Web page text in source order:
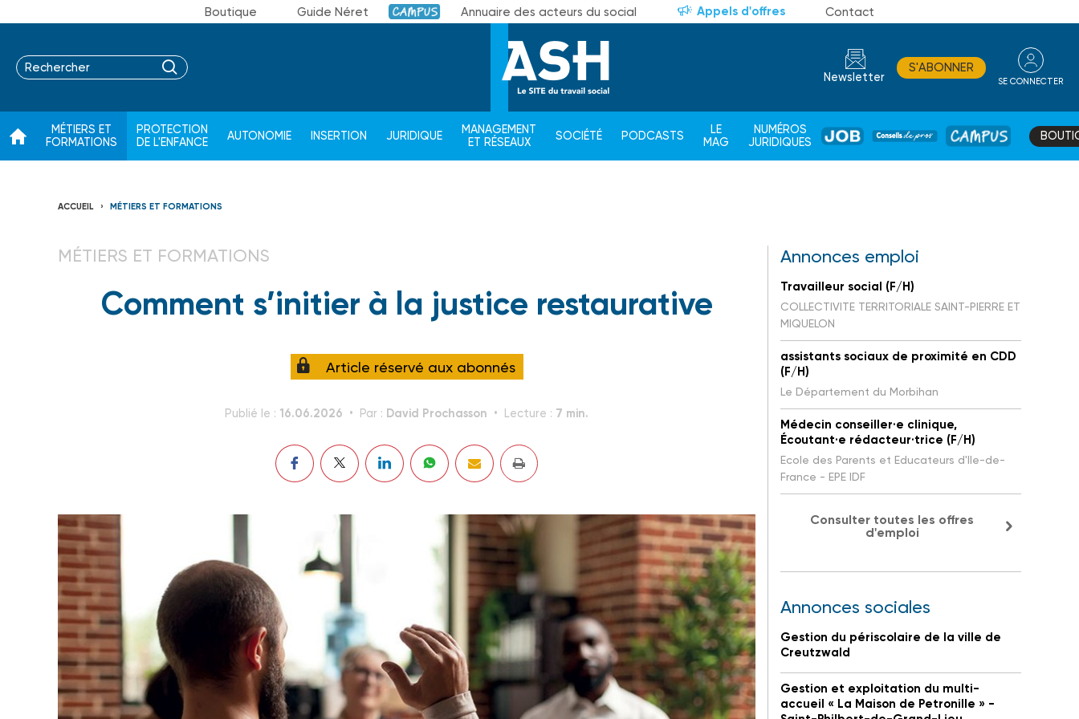
Boutique Guide Néret Campus Annuaire des acteurs du social Appels d'offres Contact
Newsletter
S'ABONNER
SE CONNECTER
MÉTIERS ET
FORMATIONS
PROTECTION
DE L'ENFANCE
AUTONOMIE INSERTION JURIDIQUE
MANAGEMENT
ET RÉSEAUX
SOCIÉTÉ PODCASTS
LE
MAG
NUMÉROS
JURIDIQUES
JOB
DE
CAMPUS
ACCUEIL MÉTIERS ET FORMATIONS
MÉTIERS ET FORMATIONS
Comment s’initier à la justice restaurative
Article réservé aux abonnés
Publié le : 16.06.2026 Par : David Prochasson Lecture : 7 min.
Annonces emploi
Travailleur social (F/H)
COLLECTIVITE TERRITORIALE SAINT-PIERRE ET
MIQUELON
assistants sociaux de proximité en CDD
(F/H)
Le Département du Morbihan
Médecin conseiller·e clinique,
Écoutant·e rédacteur·trice (F/H)
Ecole des Parents et Educateurs d'Ile-de-
France - EPE IDF
Consulter toutes les offres
d'emploi
Annonces sociales
Gestion du périscolaire de la ville de
Creutzwald
Gestion et exploitation du multi-
accueil « La Maison de Petronille » -